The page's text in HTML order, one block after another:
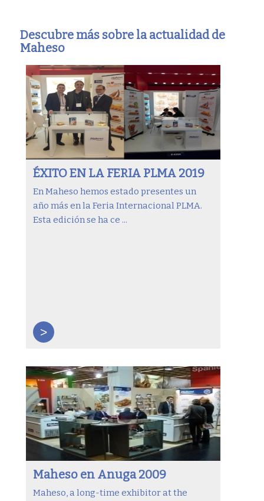
Descubre más sobre la actualidad de
Maheso
ÉXITO EN LA FERIA PLMA 2019
En Maheso hemos estado presentes un
año más en la Feria Internacional PLMA.
Esta edición se ha ce ...
>
Maheso en Anuga 2009
Maheso, a long-time exhibitor at the